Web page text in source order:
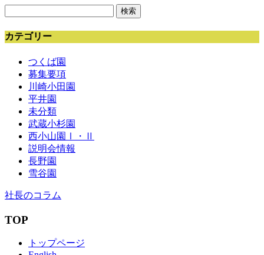
カテゴリー
つくば園
募集要項
川崎小田園
平井園
未分類
武蔵小杉園
西小山園Ⅰ・Ⅱ
説明会情報
長野園
雪谷園
社長のコラム
TOP
トップページ